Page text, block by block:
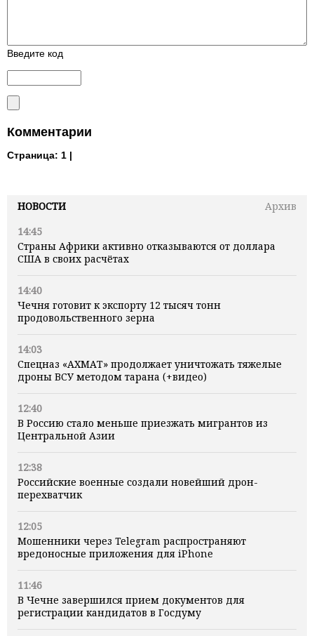
НОВОСТИ
Архив
14:45
Страны Африки активно отказываются от доллара
США в своих расчётах
14:40
Чечня готовит к экспорту 12 тысяч тонн
продовольственного зерна
14:03
Спецназ «АХМАТ» продолжает уничтожать тяжелые
дроны ВСУ методом тарана (+видео)
12:40
В Россию стало меньше приезжать мигрантов из
Центральной Азии
12:38
Российские военные создали новейший дрон-
перехватчик
12:05
Мошенники через Telegram распространяют
вредоносные приложения для iPhone
11:46
В Чечне завершился прием документов для
регистрации кандидатов в Госдуму
Введите код
Комментарии
Страница: 1 |